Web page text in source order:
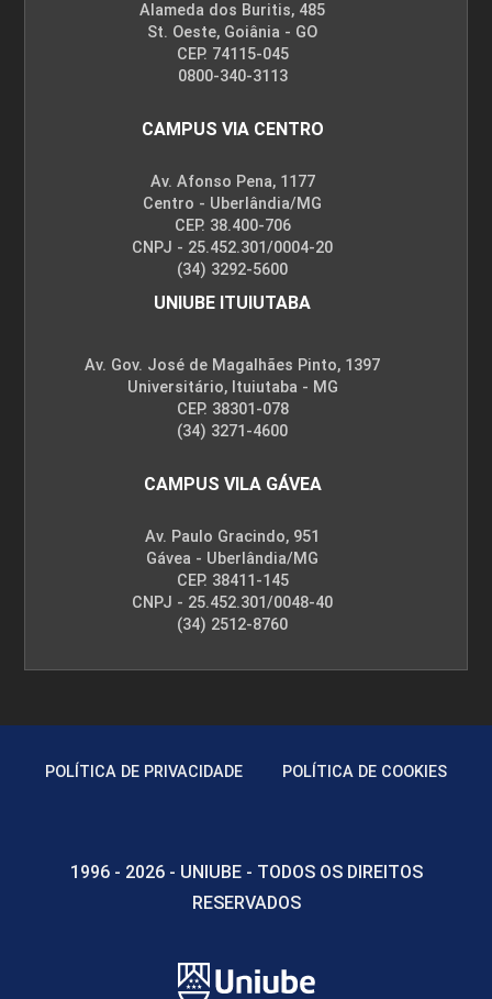
Alameda dos Buritis, 485
St. Oeste, Goiânia - GO
CEP. 74115-045
0800-340-3113
CAMPUS VIA CENTRO
Av. Afonso Pena, 1177
Centro - Uberlândia/MG
CEP. 38.400-706
CNPJ - 25.452.301/0004-20
(34) 3292-5600
UNIUBE ITUIUTABA
Av. Gov. José de Magalhães Pinto, 1397
Universitário, Ituiutaba - MG
CEP. 38301-078
(34) 3271-4600
CAMPUS VILA GÁVEA
Av. Paulo Gracindo, 951
Gávea - Uberlândia/MG
CEP. 38411-145
CNPJ - 25.452.301/0048-40
(34) 2512-8760
POLÍTICA DE PRIVACIDADE POLÍTICA DE COOKIES
1996 - 2026 - UNIUBE - TODOS OS DIREITOS
RESERVADOS